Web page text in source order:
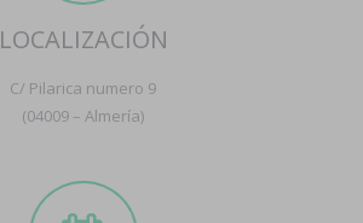
LOCALIZACIÓN
C/ Pilarica numero 9
(04009 – Almería)